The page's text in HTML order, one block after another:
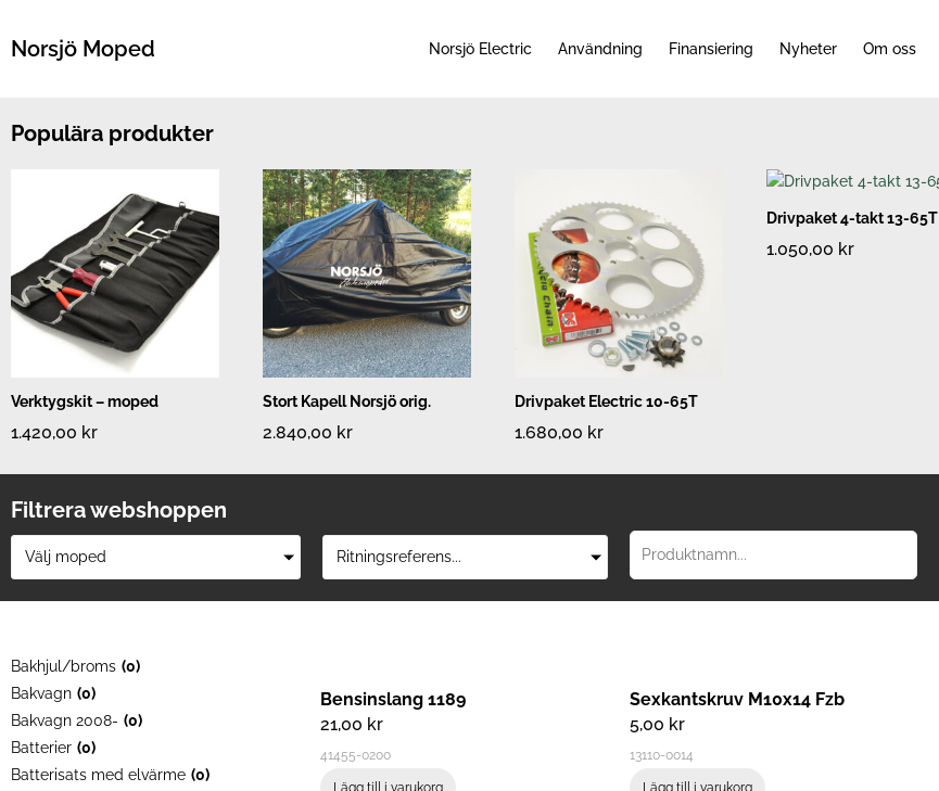
innehåll
Norsjö Moped Norsjö Electric Användning Finansiering Nyheter Om oss
Populära produkter
Verktygskit – moped
1.420,00 kr
Stort Kapell Norsjö orig.
2.840,00 kr
Drivpaket Electric 10-65T
1.680,00 kr
Drivpaket 4-takt 13-65T
1.050,00 kr
Filtrera webshoppen
Välj moped Ritningsreferens...
Bakhjul/broms (0)
Bakvagn (0)
Bakvagn 2008- (0)
Batterier (0)
Batterisats med elvärme (0)
41455-0200
Bensinslang 1189
21,00 kr
Lägg till i varukorg
13110-0014
Sexkantskruv M10x14 Fzb
5,00 kr
Lägg till i varukorg